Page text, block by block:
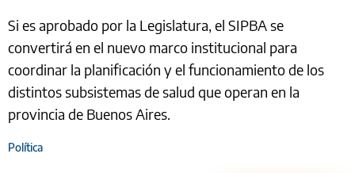
Si es aprobado por la Legislatura, el SIPBA se
convertirá en el nuevo marco institucional para
coordinar la planificación y el funcionamiento de los
distintos subsistemas de salud que operan en la
provincia de Buenos Aires.
Política